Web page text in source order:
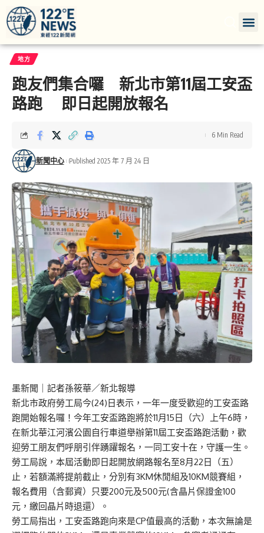
地方
跑友們集合囉 新北市第11屆工安盃
路跑 即日起開放報名
新聞中心 Published 2025 年 7 月 24 日
6 Min Read
墨新聞 ｜記者孫筱華／新北報導
新北市政府勞工局今(24)日表示，一年一度受歡迎的工安盃路
跑開始報名囉！今年工安盃路跑將於11月15日（六）上午6時，
在新北華江河濱公園自行車道舉辦第11屆工安盃路跑活動，歡
迎勞工朋友們呼朋引伴踴躍報名，一同工安十在，守護一生。
勞工局說，本屆活動即日起開放網路報名至8月22日（五）
止，若額滿將提前截止，分別有3KM休閒組及10KM競賽組，
報名費用（含郵資）只要200元及500元(含晶片保證金100
元，繳回晶片時退還）。
勞工局指出，工安盃路跑向來是CP值最高的活動，本次無論是